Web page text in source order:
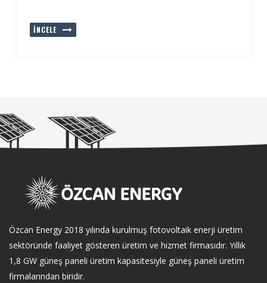
İNCELE
Özcan Energy 2018 yılında kurulmuş fotovoltaik enerji üretim
sektöründe faaliyet gösteren üretim ve hizmet firmasıdır. Yıllık
1,8 GW güneş paneli üretim kapasitesiyle güneş paneli üretim
firmalarından biridir.